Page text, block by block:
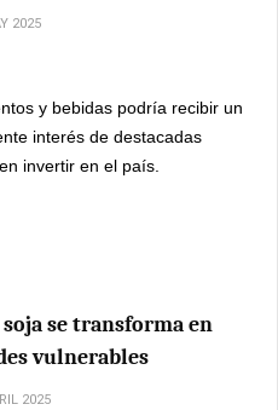
2025
y bebidas podría recibir un
interés de destacadas
invertir en el país.
soja se transforma en
vulnerables
2025